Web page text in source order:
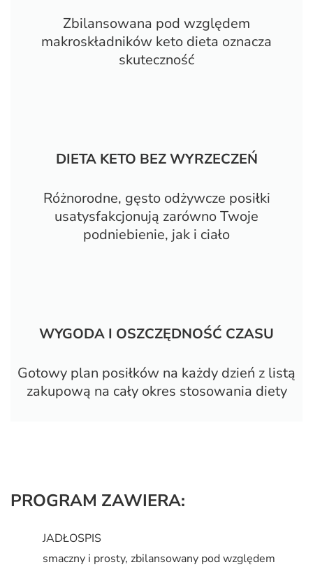
Zbilansowana pod względem
makroskładników keto dieta oznacza
skuteczność
DIETA KETO BEZ WYRZECZEŃ
Różnorodne, gęsto odżywcze posiłki
usatysfakcjonują zarówno Twoje
podniebienie, jak i ciało
WYGODA I OSZCZĘDNOŚĆ CZASU
Gotowy plan posiłków na każdy dzień z listą
zakupową na cały okres stosowania diety
PROGRAM ZAWIERA:
JADŁOSPIS
smaczny i prosty, zbilansowany pod względem